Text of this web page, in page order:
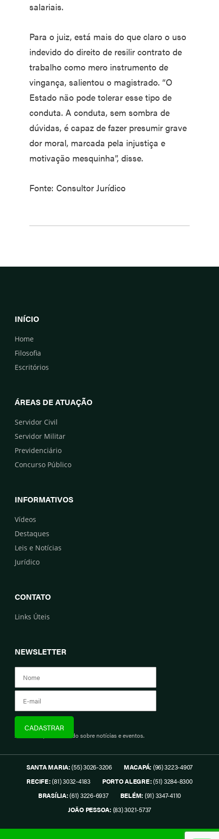
salariais.
Para o juiz, está mais do que claro o uso
indevido do direito de resilir contrato de
trabalho como mero instrumento de
vingança, salientou o magistrado. “O
Estado não pode tolerar esse tipo de
conduta. A conduta, sem sombra de
dúvidas, é capaz de fazer presumir grave
dor moral, marcada pela injustiça e
motivação mesquinha”, disse.
Fonte: Consultor Jurídico
INÍCIO
Home
Filosofia
Escritórios
ÁREAS DE ATUAÇÃO
Servidor Civil
Servidor Militar
Previdenciário
Concurso Público
INFORMATIVOS
Vídeos
Destaques
Leis e Notícias
Jurídico
CONTATO
Links Úteis
NEWSLETTER
Assine e fique informado sobre notícias e eventos.
SANTA MARIA:(55) 3026-3206 MACAPÁ: (96) 3223-4907
RECIFE:(81) 3032-4183 PORTO ALEGRE:(51) 3284-8300
BRASÍLIA:(61) 3226-6937 BELÉM: (91) 3347-4110
JOÃO PESSOA: (83) 3021-5737